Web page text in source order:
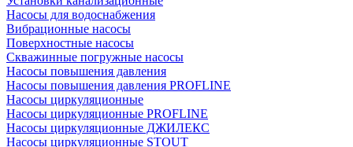
Насосы для водоснабжения
Вибрационные насосы
Поверхностные насосы
Скважинные погружные насосы
Насосы повышения давления
Насосы повышения давления PROFLINE
Насосы циркуляционные
Насосы циркуляционные PROFLINE
Насосы циркуляционные ДЖИЛЕКС
Насосы циркуляционные STOUT